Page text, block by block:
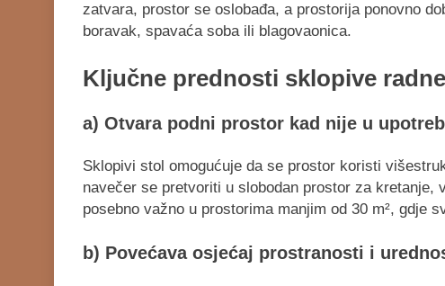
zatvara, prostor se oslobađa, a prostorija ponovno
boravak, spavaća soba ili blagovaonica.
Ključne prednosti sklopive
a) Otvara podni prostor kad nije u
Sklopivi stol omogućuje da se prostor koristi
navečer se pretvoriti u slobodan prostor za kretanje,
posebno važno u prostorima manjim od 30 m², gdje
b) Povećava osjećaj prostranosti i